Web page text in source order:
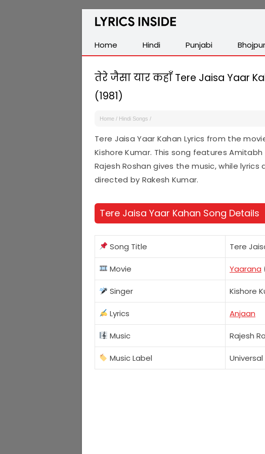
Latest
Hindi,
Tamil,
Malayalam,
Telugu,
English,
Punjabi
Home
Hindi Punjabi
तेरे जैसा यार कहाँ Tere Jaisa Yaar
(1981)
Home / Hindi Songs /
Tere Jaisa Yaar Kahan Lyrics from the
Kishore Kumar. This song features
Rajesh Roshan gives the music, while
directed by Rakesh Kumar.
Tere Jaisa Yaar Kahan Song Details
Song Title Tere
Movie Yaarana
Singer Kishore
Lyrics Anjaan
Music Rajesh
Music Label Universal